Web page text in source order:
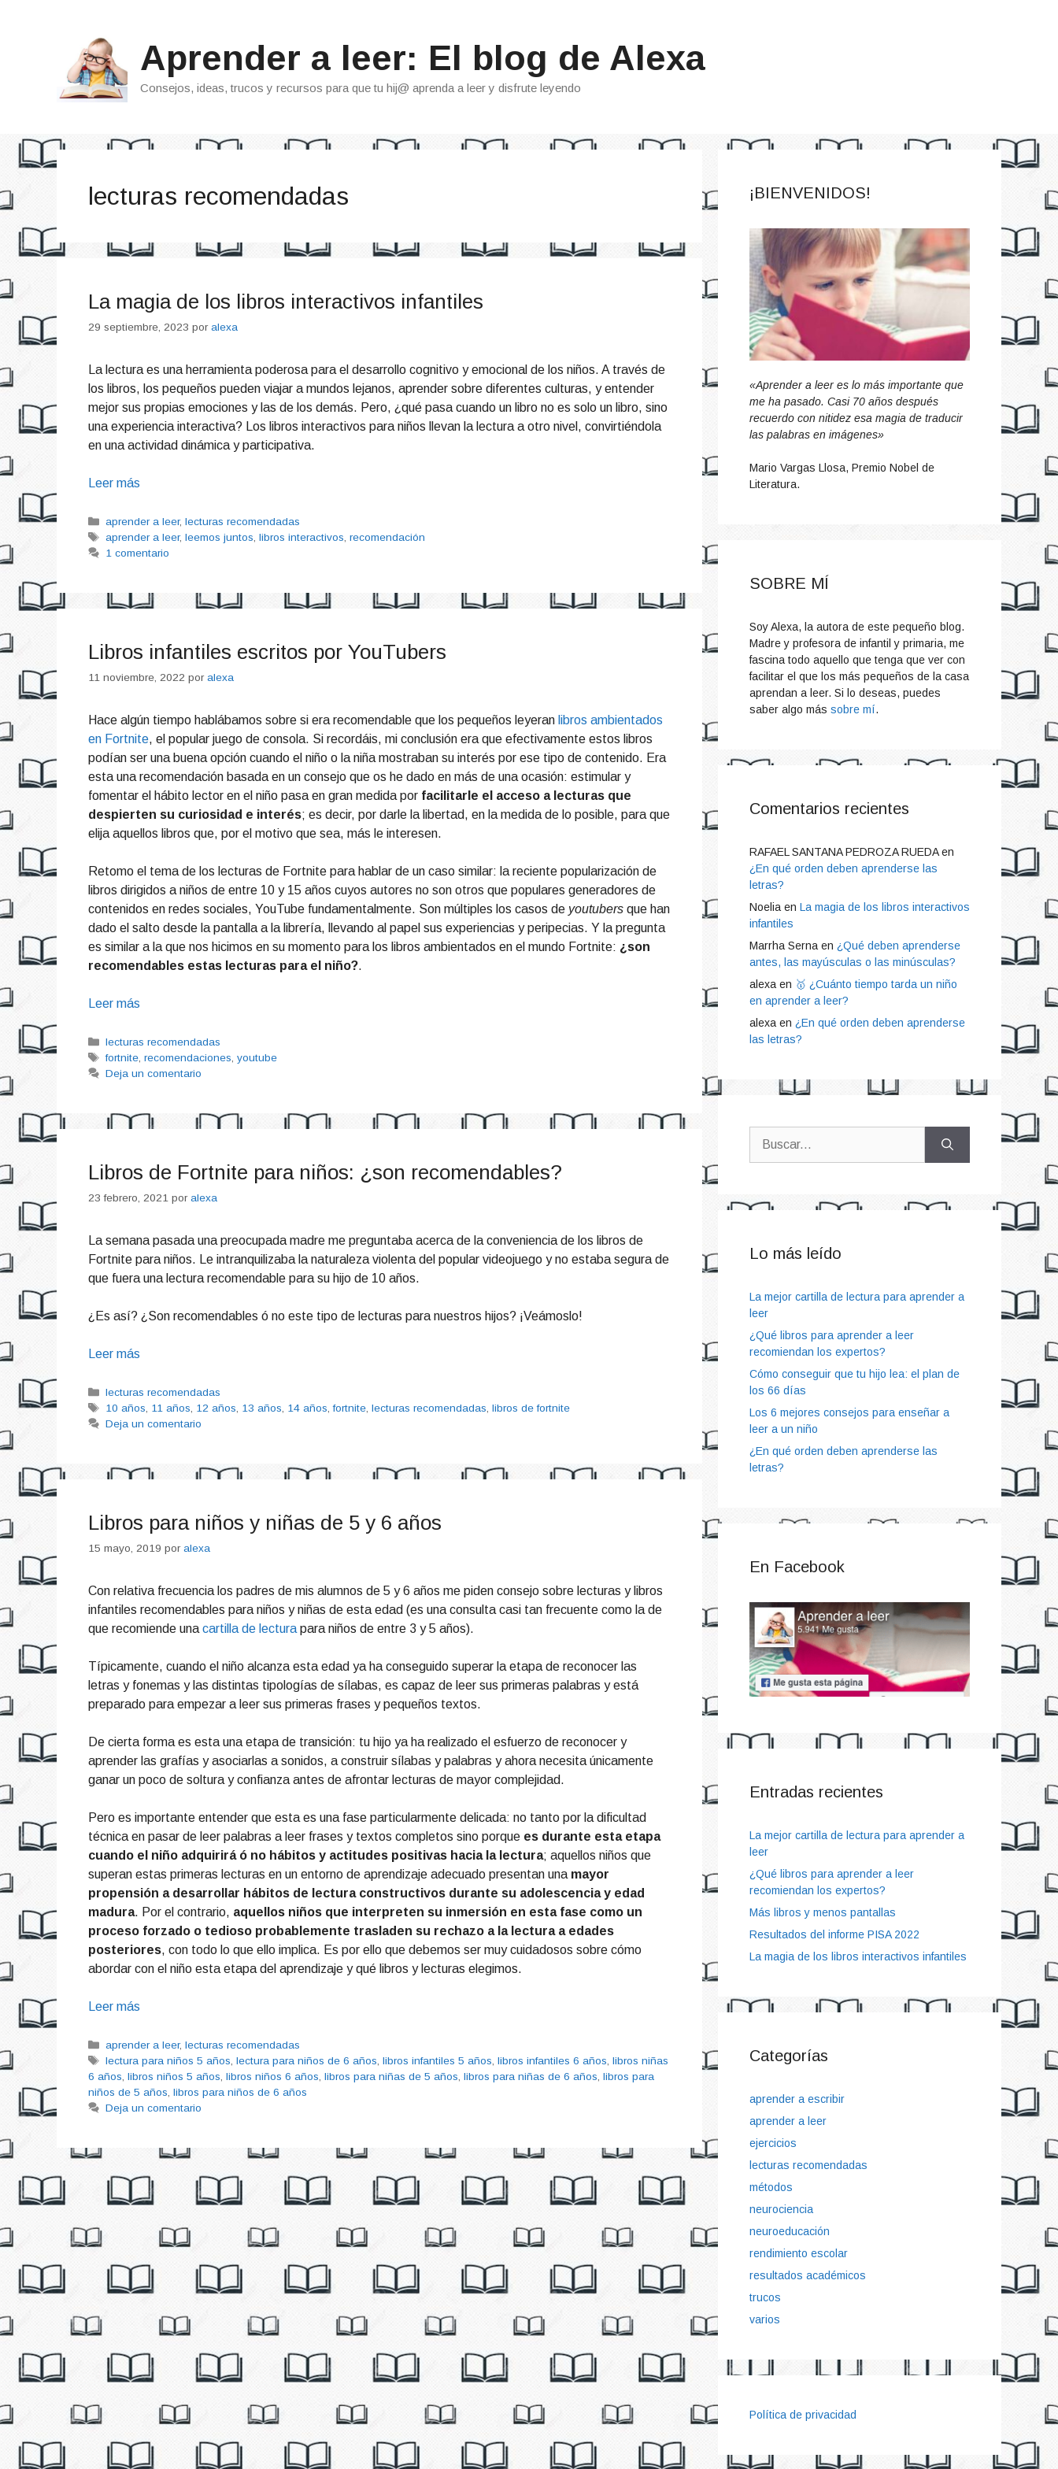
Aprender a leer: El blog de Alexa
Consejos, ideas, trucos y recursos para que tu hij@ aprenda a leer y disfrute leyendo
lecturas recomendadas
La magia de los libros interactivos infantiles
29 septiembre, 2023 por alexa
La lectura es una herramienta poderosa para el desarrollo cognitivo y emocional de los niños. A través de
los libros, los pequeños pueden viajar a mundos lejanos, aprender sobre diferentes culturas, y entender
mejor sus propias emociones y las de los demás. Pero, ¿qué pasa cuando un libro no es solo un libro, sino
una experiencia interactiva? Los libros interactivos para niños llevan la lectura a otro nivel, convirtiéndola
en una actividad dinámica y participativa.
Leer más
Categorías
aprender a leer, lecturas recomendadas
Etiquetas
aprender a leer, leemos juntos libros interactivos recomendación
1 comentario
Libros infantiles escritos por YouTubers
11 noviembre, 2022 por alexa
Hace algún tiempo hablábamos sobre si era recomendable que los pequeños leyeran libros ambientados
en Fortnite, el popular juego de consola. Si recordáis, mi conclusión era que efectivamente estos libros
podían ser una buena opción cuando el niño o la niña mostraban su interés por ese tipo de contenido. Era
esta una recomendación basada en un consejo que os he dado en más de una ocasión: estimular y
fomentar el hábito lector en el niño pasa en gran medida por facilitarle el acceso a lecturas que
despierten su curiosidad e interés; es decir, por darle la libertad, en la medida de lo posible, para que
elija aquellos libros que, por el motivo que sea, más le interesen.
Retomo el tema de los lecturas de Fortnite para hablar de un caso similar: la reciente popularización de
libros dirigidos a niños de entre 10 y 15 años cuyos autores no son otros que populares generadores de
contenidos en redes sociales, YouTube fundamentalmente. Son múltiples los casos de youtubers que han
dado el salto desde la pantalla a la librería, llevando al papel sus experiencias y peripecias. Y la pregunta
es similar a la que nos hicimos en su momento para los libros ambientados en el mundo Fortnite: ¿son
recomendables estas lecturas para el niño?.
Leer más
Categorías
lecturas recomendadas
Etiquetas
fortnite, recomendaciones youtube
Deja un comentario
Libros de Fortnite para niños: ¿son recomendables?
23 febrero, 2021 por alexa
La semana pasada una preocupada madre me preguntaba acerca de la conveniencia de los libros de
Fortnite para niños. Le intranquilizaba la naturaleza violenta del popular videojuego y no estaba segura de
que fuera una lectura recomendable para su hijo de 10 años.
¿Es así? ¿Son recomendables ó no este tipo de lecturas para nuestros hijos? ¡Veámoslo!
Leer más
Categorías
lecturas recomendadas
Etiquetas
10 años 11 años 12 años 13 años 14 años ,fortnite, lecturas recomendadas libros de fortnite
Deja un comentario
Libros para niños y niñas de 5 y 6 años
15 mayo, 2019 por alexa
Con relativa frecuencia los padres de mis alumnos de 5 y 6 años me piden consejo sobre lecturas y libros
infantiles recomendables para niños y niñas de esta edad (es una consulta casi tan frecuente como la de
que recomiende una cartilla de lectura para niños de entre 3 y 5 años).
Típicamente, cuando el niño alcanza esta edad ya ha conseguido superar la etapa de reconocer las
letras y fonemas y las distintas tipologías de sílabas, es capaz de leer sus primeras palabras y está
preparado para empezar a leer sus primeras frases y pequeños textos.
De cierta forma es esta una etapa de transición: tu hijo ya ha realizado el esfuerzo de reconocer y
aprender las grafías y asociarlas a sonidos, a construir sílabas y palabras y ahora necesita únicamente
ganar un poco de soltura y confianza antes de afrontar lecturas de mayor complejidad.
Pero es importante entender que esta es una fase particularmente delicada: no tanto por la dificultad
técnica en pasar de leer palabras a leer frases y textos completos sino porque es durante esta etapa
cuando el niño adquirirá ó no hábitos y actitudes positivas hacia la lectura; aquellos niños que
superan estas primeras lecturas en un entorno de aprendizaje adecuado presentan una mayor
propensión a desarrollar hábitos de lectura constructivos durante su adolescencia y edad
madura. Por el contrario, aquellos niños que interpreten su inmersión en esta fase como un
proceso forzado o tedioso probablemente trasladen su rechazo a la lectura a edades
posteriores, con todo lo que ello implica. Es por ello que debemos ser muy cuidadosos sobre cómo
abordar con el niño esta etapa del aprendizaje y qué libros y lecturas elegimos.
Leer más
Categorías
aprender a leer, lecturas recomendadas
Etiquetas
lectura para niños 5 años lectura para niños de 6 años libros infantiles 5 años libros infantiles 6 años libros niñas
6 años libros niños 5 años libros niños 6 años libros para niñas de 5 años libros para niñas de 6 años libros para
niños de 5 años libros para niños de 6 años
Deja un comentario
¡BIENVENIDOS!
«Aprender a leer es lo más importante que
me ha pasado. Casi 70 años después
recuerdo con nitidez esa magia de traducir
las palabras en imágenes»
Mario Vargas Llosa, Premio Nobel de
Literatura.
SOBRE MÍ
Soy Alexa, la autora de este pequeño blog.
Madre y profesora de infantil y primaria, me
fascina todo aquello que tenga que ver con
facilitar el que los más pequeños de la casa
aprendan a leer. Si lo deseas, puedes
saber algo más sobre mí.
Comentarios recientes
RAFAEL SANTANA PEDROZA RUEDAen
¿En qué orden deben aprenderse las
letras?
Noelia en La magia de los libros interactivos
infantiles
Marrha Serna en ¿Qué deben aprenderse
antes, las mayúsculas o las minúsculas?
alexa en 🥇 ¿Cuánto tiempo tarda un niño
en aprender a leer?
alexa en ¿En qué orden deben aprenderse
las letras?
Lo más leído
La mejor cartilla de lectura para aprender a
leer
¿Qué libros para aprender a leer
recomiendan los expertos?
Cómo conseguir que tu hijo lea: el plan de
los 66 días
Los 6 mejores consejos para enseñar a
leer a un niño
¿En qué orden deben aprenderse las
letras?
En Facebook
Entradas recientes
La mejor cartilla de lectura para aprender a
leer
¿Qué libros para aprender a leer
recomiendan los expertos?
Más libros y menos pantallas
Resultados del informe PISA 2022
La magia de los libros interactivos infantiles
Categorías
aprender a escribir
aprender a leer
ejercicios
lecturas recomendadas
métodos
neurociencia
neuroeducación
rendimiento escolar
resultados académicos
trucos
varios
Política de privacidad